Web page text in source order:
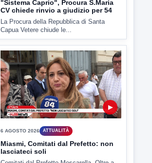
6 AGOSTO 2026 ATTUALITÀ
Miasmi, Comitati dal Prefetto: non
lasciateci soli
Comitati dal Prefetto Moscarella. Oltre a
rendere noto il flash...